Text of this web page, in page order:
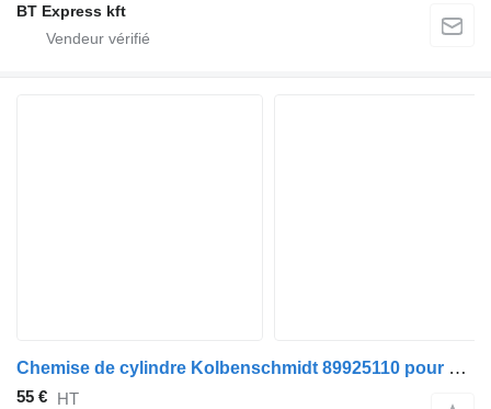
BT Express kft
Chemise de cylindre Kolbenschmidt 89925110 pour camion DAF XF, CF
55 € HT